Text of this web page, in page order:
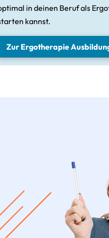
in deinen Beruf als
kannst.
Zur Ergotherapie